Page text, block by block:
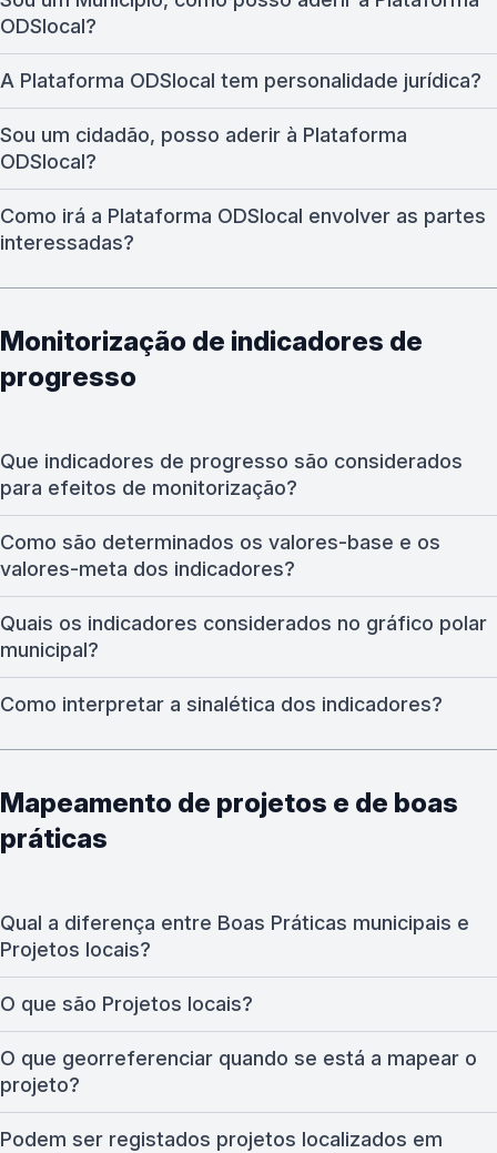
ODSlocal?
A Plataforma ODSlocal tem personalidade jurídica?
Sou um cidadão, posso aderir à Plataforma
ODSlocal?
Como irá a Plataforma ODSlocal envolver as partes
interessadas?
Monitorização de indicadores de
progresso
Que indicadores de progresso são considerados
para efeitos de monitorização?
Como são determinados os valores-base e os
valores-meta dos indicadores?
Quais os indicadores considerados no gráfico polar
municipal?
Como interpretar a sinalética dos indicadores?
Mapeamento de projetos e de boas
práticas
Qual a diferença entre Boas Práticas municipais e
Projetos locais?
O que são Projetos locais?
O que georreferenciar quando se está a mapear o
projeto?
Podem ser registados projetos localizados em